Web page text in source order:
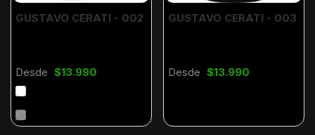
GUSTAVO CERATI - 002
Desde $13.990
GUSTAVO CERATI - 003
Desde $13.990